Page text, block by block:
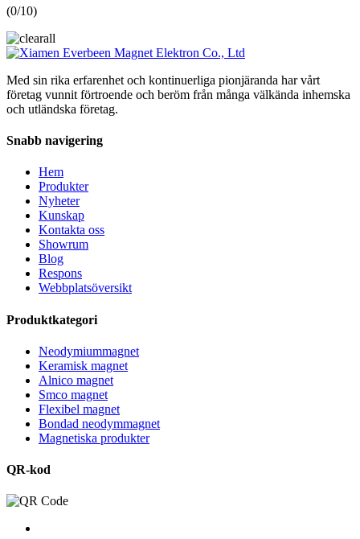
(0/10)
Med sin rika erfarenhet och kontinuerliga pionjäranda har vårt
företag vunnit förtroende och beröm från många välkända inhemska
och utländska företag.
Snabb navigering
Hem
Produkter
Nyheter
Kunskap
Kontakta oss
Showrum
Blog
Respons
Webbplatsöversikt
Produktkategori
Neodymiummagnet
Keramisk magnet
Alnico magnet
Smco magnet
Flexibel magnet
Bondad neodymmagnet
Magnetiska produkter
QR-kod